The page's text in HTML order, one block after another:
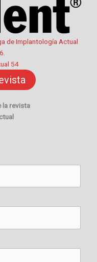
de Implantología Actual
54
la revista